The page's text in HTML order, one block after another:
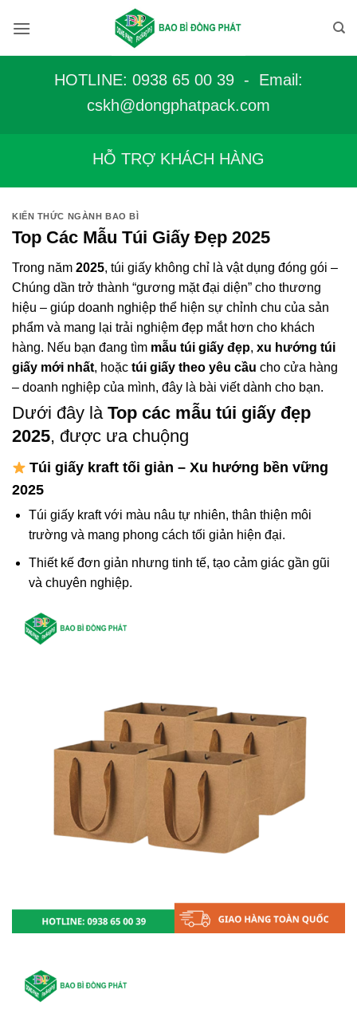
qua
HOTLINE: 0938 65 00 39 - Email:
cskh@dongphatpack.com
HỖ TRỢ KHÁCH HÀNG
KIẾN THỨC NGÀNH BAO BÌ
Top Các Mẫu Túi Giấy Đẹp 2025
Trong năm 2025, túi giấy không chỉ là vật dụng đóng gói –
Chúng dần trở thành “gương mặt đại diện” cho thương
hiệu – giúp doanh nghiệp thể hiện sự chỉnh chu của sản
phẩm và mang lại trải nghiệm đẹp mắt hơn cho khách
hàng. Nếu bạn đang tìm mẫu túi giấy đẹp, xu hướng túi
giấy mới nhất, hoặc túi giấy theo yêu cầu cho cửa hàng
– doanh nghiệp của mình, đây là bài viết dành cho bạn.
Dưới đây là Top các mẫu túi giấy đẹp
2025, được ưa chuộng
Túi giấy kraft tối giản – Xu hướng bền vững
2025
Túi giấy kraft với màu nâu tự nhiên, thân thiện môi
trường và mang phong cách tối giản hiện đại.
Thiết kế đơn giản nhưng tinh tế, tạo cảm giác gần gũi
và chuyên nghiệp.